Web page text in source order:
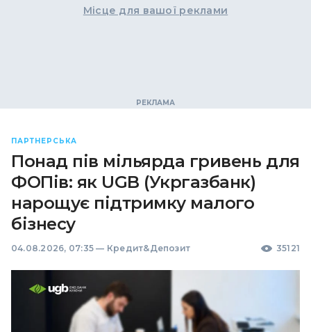
Місце для вашої реклами
ПАРТНЕРСЬКА
Понад пів мільярда гривень для
ФОПів: як UGB (Укргазбанк)
нарощує підтримку малого
бізнесу
04.08.2026, 07:35 — Кредит&Депозит 35121